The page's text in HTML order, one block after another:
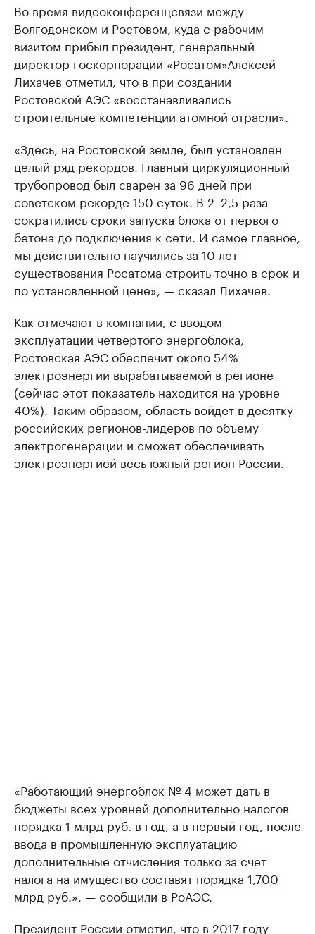
Во время видеоконференцсвязи между
Волгодонском и Ростовом, куда с рабочим
визитом прибыл президент, генеральный
директор госкорпорации «Росатом»Алексей
Лихачев отметил, что в при создании
Ростовской АЭС «восстанавливались
строительные компетенции атомной отрасли».
«Здесь, на Ростовской земле, был установлен
целый ряд рекордов. Главный циркуляционный
трубопровод был сварен за 96 дней при
советском рекорде 150 суток. В 2–2,5 раза
сократились сроки запуска блока от первого
бетона до подключения к сети. И самое главное,
мы действительно научились за 10 лет
существования Росатома строить точно в срок и
по установленной цене», — сказал Лихачев.
Как отмечают в компании, с вводом
эксплуатации четвертого энергоблока,
Ростовская АЭС обеспечит около 54%
электроэнергии вырабатываемой в регионе
(сейчас этот показатель находится на уровне
40%). Таким образом, область войдет в десятку
российских регионов-лидеров по объему
электрогенерации и сможет обеспечивать
электроэнергией весь южный регион России.
«Работающий энергоблок № 4 может дать в
бюджеты всех уровней дополнительно налогов
порядка 1 млрд руб. в год, а в первый год, после
ввода в промышленную эксплуатацию
дополнительные отчисления только за счет
налога на имущество составят порядка 1,700
млрд руб.», — сообщили в РоАЭС.
Президент России отметил, что в 2017 году